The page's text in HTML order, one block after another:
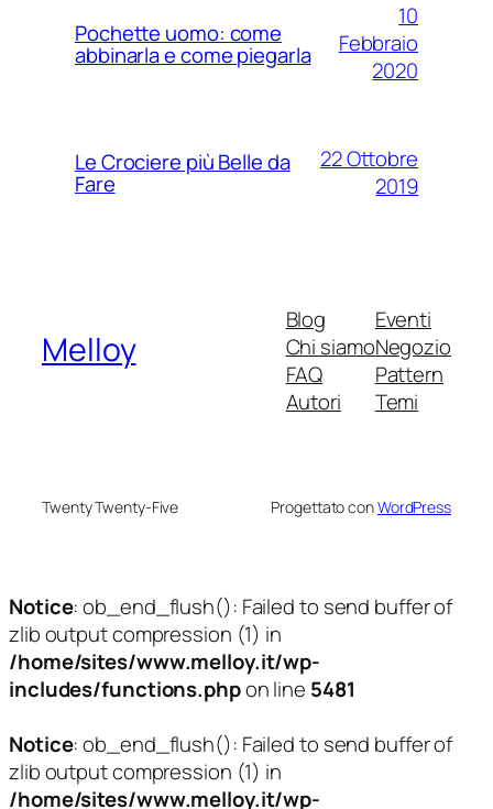
Pochette uomo: come
abbinarla e come piegarla
10
Febbraio
2020
Le Crociere più Belle da
Fare
22 Ottobre
2019
Melloy
Blog
Chi siamo
FAQ
Autori
Eventi
Negozio
Pattern
Temi
Twenty Twenty-Five Progettato conWordPress
Notice: ob_end_flush(): Failed to send buffer of
zlib output compression (1) in
/home/sites/www.melloy.it/wp-
includes/functions.phpon line 5481
Notice: ob_end_flush(): Failed to send buffer of
zlib output compression (1) in
/home/sites/www.melloy.it/wp-